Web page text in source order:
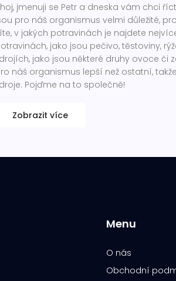
jmenuji se Petr a dneska vám chci
pro náš organismus velmi důležité,
v jakých potravinách je najdete
jako jsou pečivo, těstoviny,
jako jsou některé druhy ovoce či
náš organismus lepší než ostatní,
Pojďme na to společně!
Zobrazit více
Menu
O nás
Obchodní